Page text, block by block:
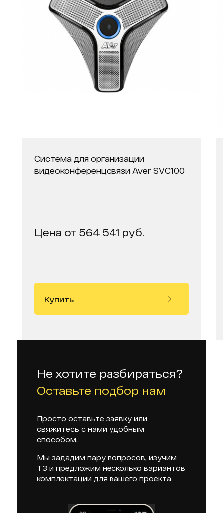
Система для организации
видеоконференцсвязи Aver SVC100
Цена от 564 541 руб.
Купить
Не хотите разбираться?
Оставьте подбор нам
Просто оставьте заявку или
свяжитесь с нами удобным
способом.
Мы зададим пару вопросов, изучим
ТЗ и предложим несколько вариантов
комплектации для вашего проекта